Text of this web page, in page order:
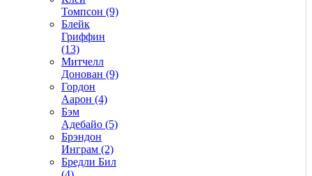
Томпсон (9)
Блейк
Гриффин
(13)
Митчелл
Донован (9)
Гордон
Аарон (4)
Бэм
Адебайо (5)
Брэндон
Инграм (2)
Бредли Бил